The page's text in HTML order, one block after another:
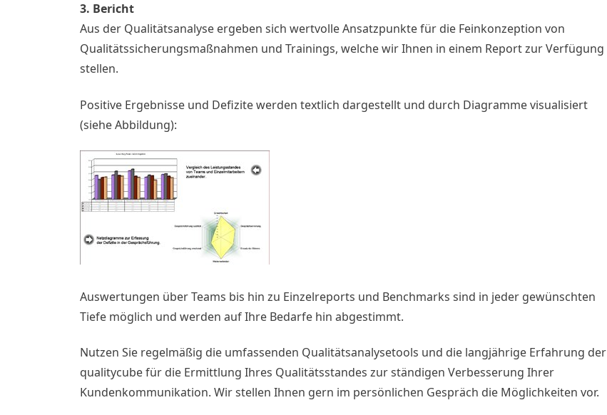
3. Bericht
Aus der Qualitätsanalyse ergeben sich wertvolle Ansatzpunkte für die Feinkonzeption von
Qualitätssicherungsmaßnahmen und Trainings, welche wir Ihnen in einem Report zur Verfügung
stellen.
Positive Ergebnisse und Defizite werden textlich dargestellt und durch Diagramme visualisiert
(siehe Abbildung):
Auswertungen über Teams bis hin zu Einzelreports und Benchmarks sind in jeder gewünschten
Tiefe möglich und werden auf Ihre Bedarfe hin abgestimmt.
Nutzen Sie regelmäßig die umfassenden Qualitätsanalysetools und die langjährige Erfahrung der
qualitycube für die Ermittlung Ihres Qualitätsstandes zur ständigen Verbesserung Ihrer
Kundenkommunikation. Wir stellen Ihnen gern im persönlichen Gespräch die Möglichkeiten vor.